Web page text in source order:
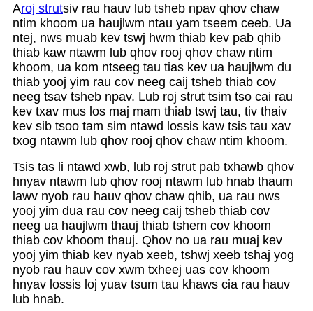
Aroj strutsiv rau hauv lub tsheb npav qhov chaw
ntim khoom ua haujlwm ntau yam tseem ceeb. Ua
ntej, nws muab kev tswj hwm thiab kev pab qhib
thiab kaw ntawm lub qhov rooj qhov chaw ntim
khoom, ua kom ntseeg tau tias kev ua haujlwm du
thiab yooj yim rau cov neeg caij tsheb thiab cov
neeg tsav tsheb npav. Lub roj strut tsim tso cai rau
kev txav mus los maj mam thiab tswj tau, tiv thaiv
kev sib tsoo tam sim ntawd lossis kaw tsis tau xav
txog ntawm lub qhov rooj qhov chaw ntim khoom.
Tsis tas li ntawd xwb, lub roj strut pab txhawb qhov
hnyav ntawm lub qhov rooj ntawm lub hnab thaum
lawv nyob rau hauv qhov chaw qhib, ua rau nws
yooj yim dua rau cov neeg caij tsheb thiab cov
neeg ua haujlwm thauj thiab tshem cov khoom
thiab cov khoom thauj. Qhov no ua rau muaj kev
yooj yim thiab kev nyab xeeb, tshwj xeeb tshaj yog
nyob rau hauv cov xwm txheej uas cov khoom
hnyav lossis loj yuav tsum tau khaws cia rau hauv
lub hnab.